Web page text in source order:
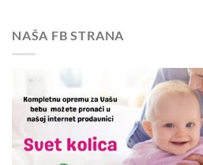
NAŠA FB STRANA